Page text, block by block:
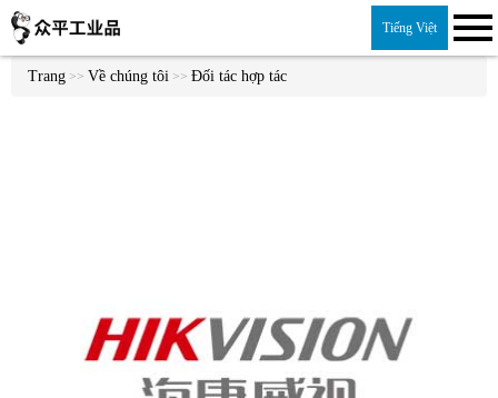
Tiếng Việt
Trang >> Về chúng tôi >> Đối tác hợp tác